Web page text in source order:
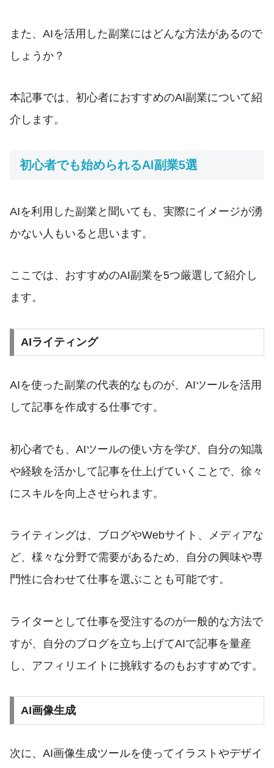
また、AIを活用した副業にはどんな方法があるので
しょうか？
本記事では、初心者におすすめのAI副業について紹
介します。
初心者でも始められるAI副業5選
AIを利用した副業と聞いても、実際にイメージが湧
かない人もいると思います。
ここでは、おすすめのAI副業を5つ厳選して紹介し
ます。
AIライティング
AIを使った副業の代表的なものが、AIツールを活用
して記事を作成する仕事です。
初心者でも、AIツールの使い方を学び、自分の知識
や経験を活かして記事を仕上げていくことで、徐々
にスキルを向上させられます。
ライティングは、ブログやWebサイト、メディアな
ど、様々な分野で需要があるため、自分の興味や専
門性に合わせて仕事を選ぶことも可能です。
ライターとして仕事を受注するのが一般的な方法で
すが、自分のブログを立ち上げてAIで記事を量産
し、アフィリエイトに挑戦するのもおすすめです。
AI画像生成
次に、AI画像生成ツールを使ってイラストやデザイ